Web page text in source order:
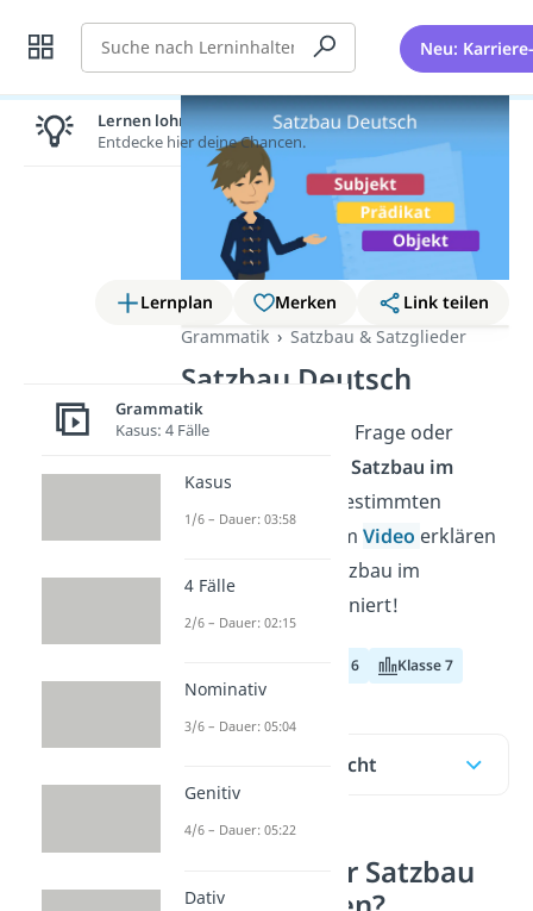
Suche Neu:
Lernplan Merken
Link teilen
Grammatik
Satzbau & Satzglieder
Satzbau Deutsch
Egal ob Hauptsatz, Frage oder
Satzbau im
folgt bestimmten
Regeln. Hier und im Video erklären
wir dir, wie der Satzbau im
Deutschen funktioniert!
Klasse 6 Klasse 7
Inhaltsübersicht
Wie geht der Satzbau
Lernen lohnt sich!
Entdecke hier deine Chancen.
Grammatik
Kasus: 4 Fälle
Kasus
1/6 – Dauer: 03:58
4 Fälle
2/6 – Dauer: 02:15
Nominativ
3/6 – Dauer: 05:04
Genitiv
4/6 – Dauer: 05:22
Dativ